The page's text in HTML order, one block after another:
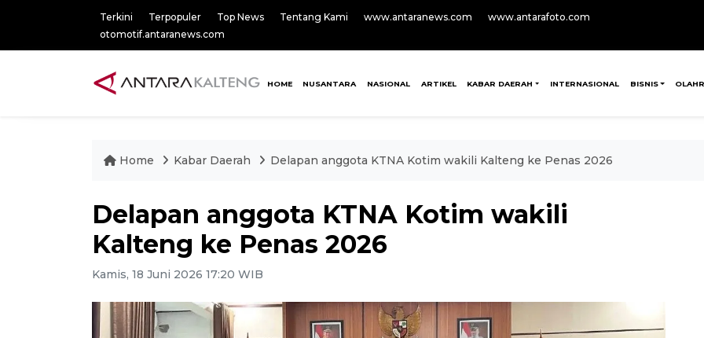
Terkini Terpopuler Top News Tentang Kami www.antaranews.com
www.antarafoto.com
otomotif.antaranews.com
HOME NUSANTARA NASIONAL ARTIKEL KABAR DAERAH INTERNASIONAL BISNIS
Home Kabar Daerah Delapan anggota KTNA Kotim wakili Kalteng ke Penas 2026
Delapan anggota KTNA Kotim wakili
Kalteng ke Penas 2026
Kamis, 18 Juni 2026 17:20 WIB